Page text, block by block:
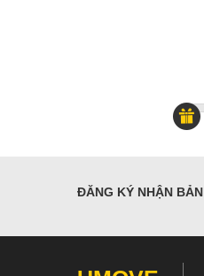
ĐĂNG KÝ NHẬN